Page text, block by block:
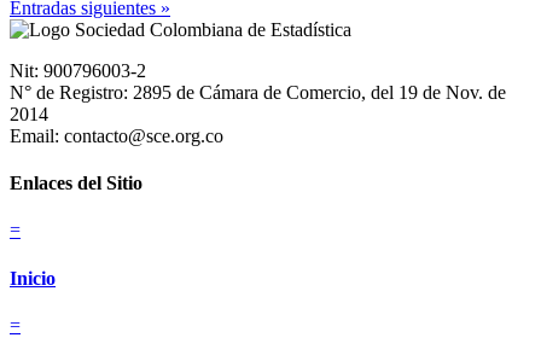
Entradas siguientes »
Nit: 900796003-2
N° de Registro: 2895 de Cámara de Comercio, del 19 de Nov. de
2014
Email: contacto@sce.org.co
Enlaces del Sitio
=
Inicio
=